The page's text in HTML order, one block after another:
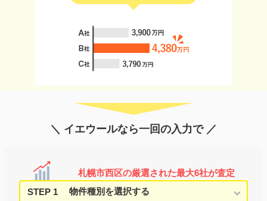
＼ イエウールなら一回の入力で ／
札幌市西区の厳選された最大6社が査定
STEP 1